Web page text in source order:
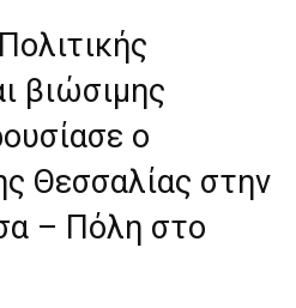
βιώσιμης
ο
Θεσσαλίας στην
– Πόλη στο